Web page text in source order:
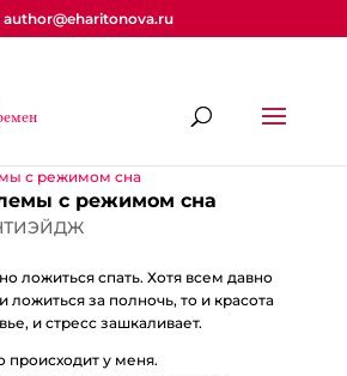
author@eharitonova.ru
с режимом сна
ложиться спать. Хотя всем давно
ложиться за полночь, то и красота
и стресс зашкаливает.
происходит у меня.